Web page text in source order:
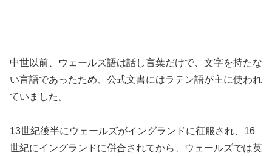
中世以前、ウェールズ語は話し言葉だけで、文字を持たな
い言語であったため、公式文書にはラテン語が主に使われ
ていました。
13世紀後半にウェールズがイングランドに征服され、16
世紀にイングランドに併合されてから、ウェールズでは英